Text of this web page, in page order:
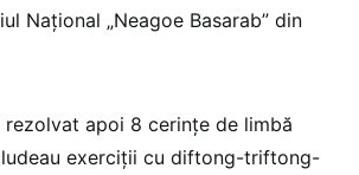
Național „Neagoe Basarab” din
rezolvat apoi 8 cerințe de limbă
exerciții cu diftong-triftong-